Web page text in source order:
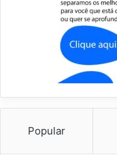
Popular